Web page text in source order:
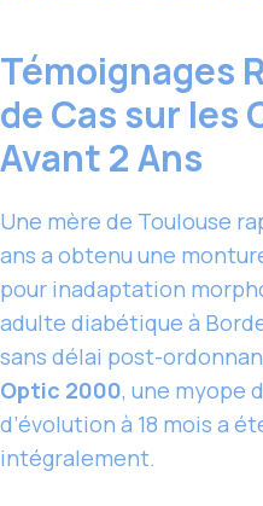
Témoignages
de Cas sur les
Avant 2 Ans
Une mère de Toulouse
ans a obtenu une
pour inadaptation
adulte diabétique à
sans délai post-
Optic 2000, une myope
d’évolution à 18 mois a
intégralement.